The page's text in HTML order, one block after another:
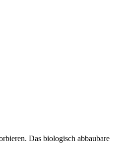
Das biologisch abbaubare